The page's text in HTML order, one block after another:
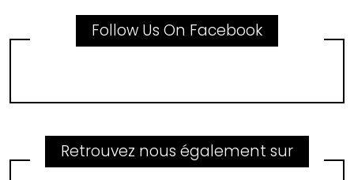
Follow Us On Facebook
Retrouvez nous également sur